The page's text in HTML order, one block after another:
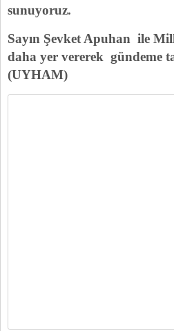
sunuyoruz.
Sayın Şevket Apuhan ile
daha yer vererek gündeme
(UYHAM)